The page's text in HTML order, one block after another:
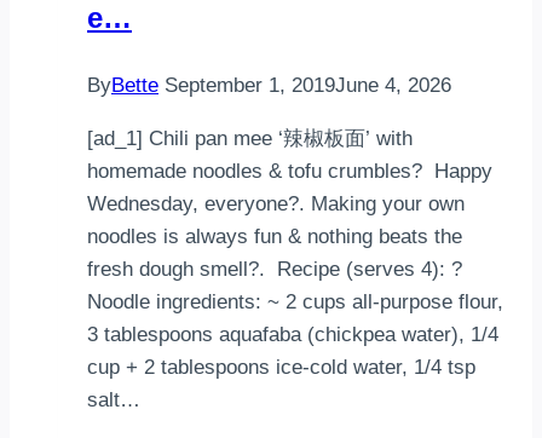
e…
ByBette September 1, 2019June 4, 2026
[ad_1] Chili pan mee ‘辣椒板面’ with
homemade noodles & tofu crumbles⁣? ⁣ Happy
Wednesday, everyone?. Making your own
noodles is always fun & nothing beats the
fresh dough smell?. ⁣ Recipe (serves 4):⁣⁣ ?
Noodle ingredients:⁣⁣ ~ 2 cups all-purpose flour,
3 tablespoons aquafaba (chickpea water), 1/4
cup + 2 tablespoons ice-cold water, 1/4 tsp
salt⁣⁣…